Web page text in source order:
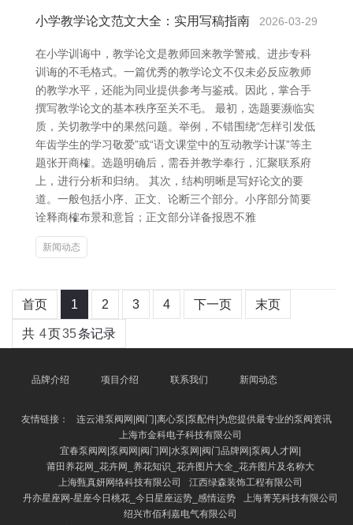
小学教学论文范文大全：实用写稿指南 2026-03-29
在小学训诲中，教学论文是教师回来教学警戒、进步专科
训诲的不毛格式。一篇优秀的教学论文不仅未必反应教师
的教学水平，还能为同业提供参考与鉴戒。因此，掌合手
撰写教学论文的基本秩序至关不毛。 最初，选题要濒临实
质，关切教学中的果然问题。举例，不错围绕“怎样引发低
年齿学生的学习敬爱”或“语文课堂中的互动教学计谋”等主
题张开商榷。选题明确后，需吞并教学奉行，汇聚联系府
上，进行分析和归纳。 其次，结构明晰是写好论文的要
道。一般包括小序、正文、论断三个部分。小序部分简要
诠释商榷布景和意旨；正文部分详备报恩不雅
新闻动态
首页 1 2 3 4 下一页 末页
共 4页35条记录
品牌介绍 项目介绍 联系我们 新闻动态
友情链接：
连云港泵阀网|阀门|离心泵|泵配件|为您提供最专业的泵阀资讯
上海市金科电子科技有限公司
宜春泵阀网|泵阀网|阀门网|水泵网|阀门品牌网|泵阀人才网|
莆田养花网_花卉网_养花知识_花卉图片大全_花卉图片及名称大
上海甄真妍网络科技有限公司
江西绿森装饰工程有限公司
丹亦星座网-星座今日桃花_今日星座运势_感情运势
上海菁芜科技有限公司
绍兴市佰利嘉电气有限公司